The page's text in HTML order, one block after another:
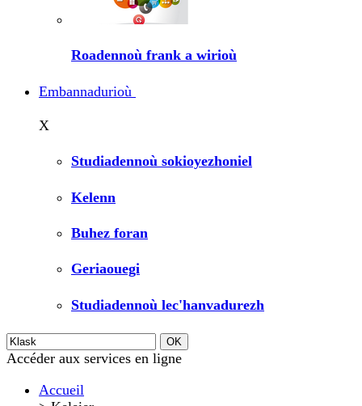
Roadennoù frank a wirioù
Embannadurioù
X
Studiadennoù sokioyezhoniel
Kelenn
Buhez foran
Geriaouegi
Studiadennoù lec'hanvadurezh
Accéder aux services en ligne
Accueil